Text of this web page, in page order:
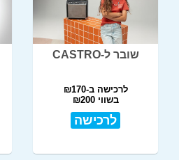
שובר ל-CASTRO
לרכישה ב-₪170
בשווי ₪200
לרכישה